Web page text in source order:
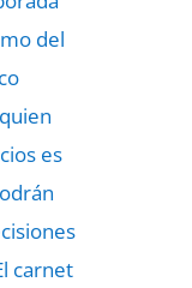
del
es
carnet